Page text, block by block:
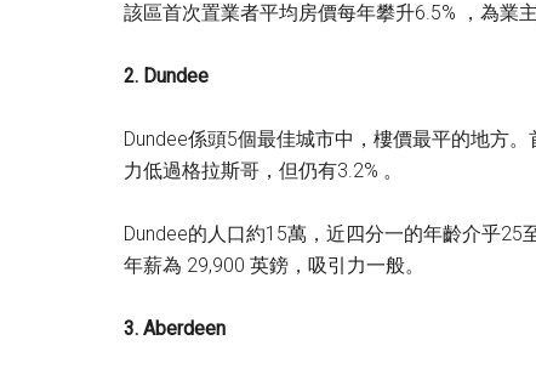
該區首次置業者平均房價每年攀升6.5% ，為業
2. Dundee
Dundee係頭5個最佳城市中，樓價最平的地方
力低過格拉斯哥，但仍有3.2% 。
Dundee的人口約15萬，近四分一的年齡介乎
年薪為 29,900 英鎊，吸引力一般。
3. Aberdeen